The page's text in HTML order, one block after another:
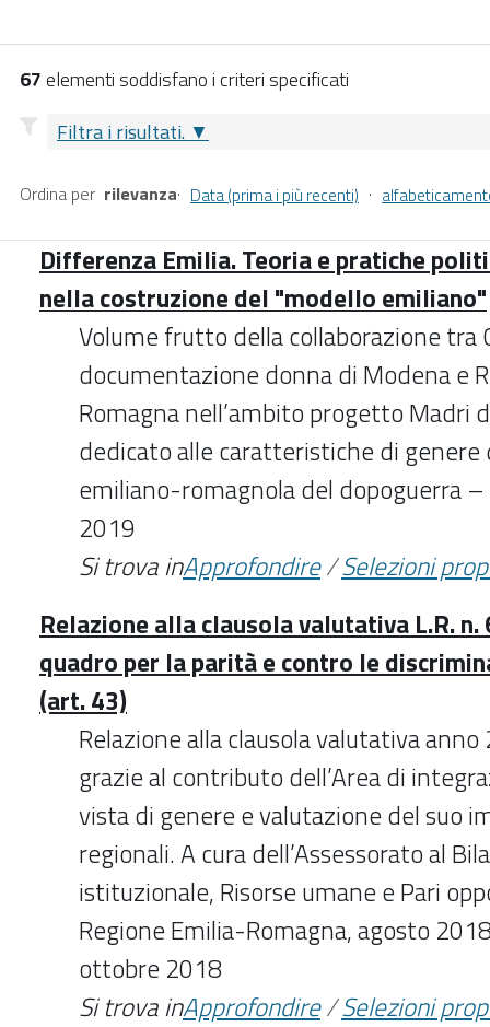
67elementi soddisfano i criteri specificati
Filtra i risultati.
Ordina per rilevanza· Data (prima i più recenti) ·
Differenza Emilia. Teoria e pratiche
nella costruzione del "modello emiliano"
Volume frutto della collaborazione tra
documentazione donna di Modena e
Romagna nell’ambito progetto Madri
dedicato alle caratteristiche di genere
emiliano-romagnola del dopoguerra
2019
Si trova inApprofondire/Selezioni
Relazione alla clausola valutativa L.R.
quadro per la parità e contro le
(art. 43)
Relazione alla clausola valutativa
grazie al contributo dell’Area di
vista di genere e valutazione del suo
regionali. A cura dell’Assessorato al
istituzionale, Risorse umane e Pari
Regione Emilia-Romagna, agosto
ottobre 2018
Si trova inApprofondire/Selezioni